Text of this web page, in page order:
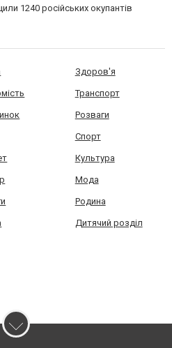
1240 російських окупантів
Здоров'я
Транспорт
Розваги
Спорт
Культура
Мода
Родина
Дитячий розділ